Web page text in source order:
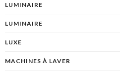
LUMINAIRE
LUMINAIRE
LUXE
MACHINES À LAVER